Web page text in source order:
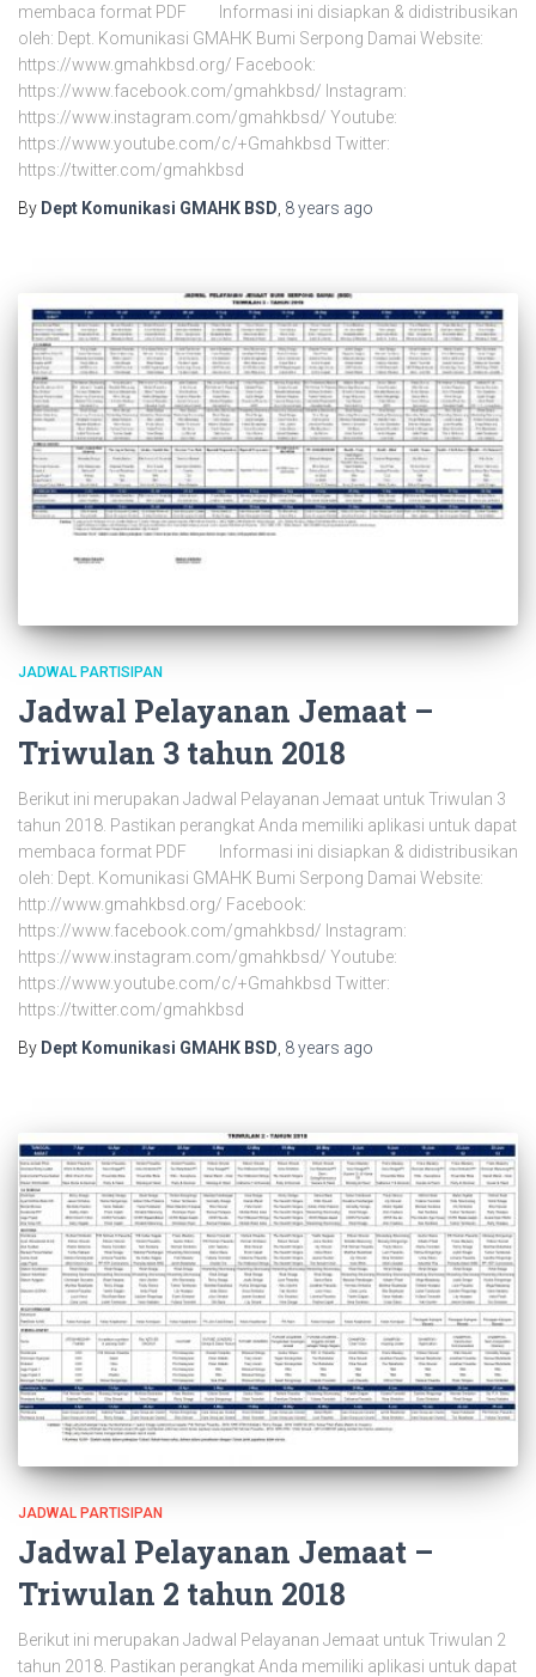
membaca format PDF Informasi ini disiapkan & didistribusikan
oleh: Dept. Komunikasi GMAHK Bumi Serpong Damai Website:
https://www.gmahkbsd.org/ Facebook:
https://www.facebook.com/gmahkbsd/ Instagram:
https://www.instagram.com/gmahkbsd/ Youtube:
https://www.youtube.com/c/+Gmahkbsd Twitter:
https://twitter.com/gmahkbsd
By Dept Komunikasi GMAHK BSD 8 years ago
JADWAL PARTISIPAN
Jadwal Pelayanan Jemaat –
Triwulan 3 tahun 2018
Berikut ini merupakan Jadwal Pelayanan Jemaat untuk Triwulan 3
tahun 2018. Pastikan perangkat Anda memiliki aplikasi untuk dapat
membaca format PDF Informasi ini disiapkan & didistribusikan
oleh: Dept. Komunikasi GMAHK Bumi Serpong Damai Website:
http://www.gmahkbsd.org/ Facebook:
https://www.facebook.com/gmahkbsd/ Instagram:
https://www.instagram.com/gmahkbsd/ Youtube:
https://www.youtube.com/c/+Gmahkbsd Twitter:
https://twitter.com/gmahkbsd
By Dept Komunikasi GMAHK BSD, 8 years ago
JADWAL PARTISIPAN
Jadwal Pelayanan Jemaat –
Triwulan 2 tahun 2018
Berikut ini merupakan Jadwal Pelayanan Jemaat untuk Triwulan 2
tahun 2018. Pastikan perangkat Anda memiliki aplikasi untuk dapat